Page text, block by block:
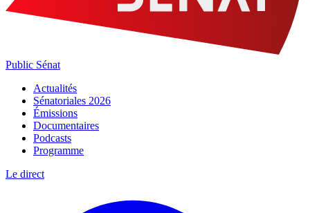
Public Sénat
Actualités
Sénatoriales 2026
Émissions
Documentaires
Podcasts
Programme
Le direct